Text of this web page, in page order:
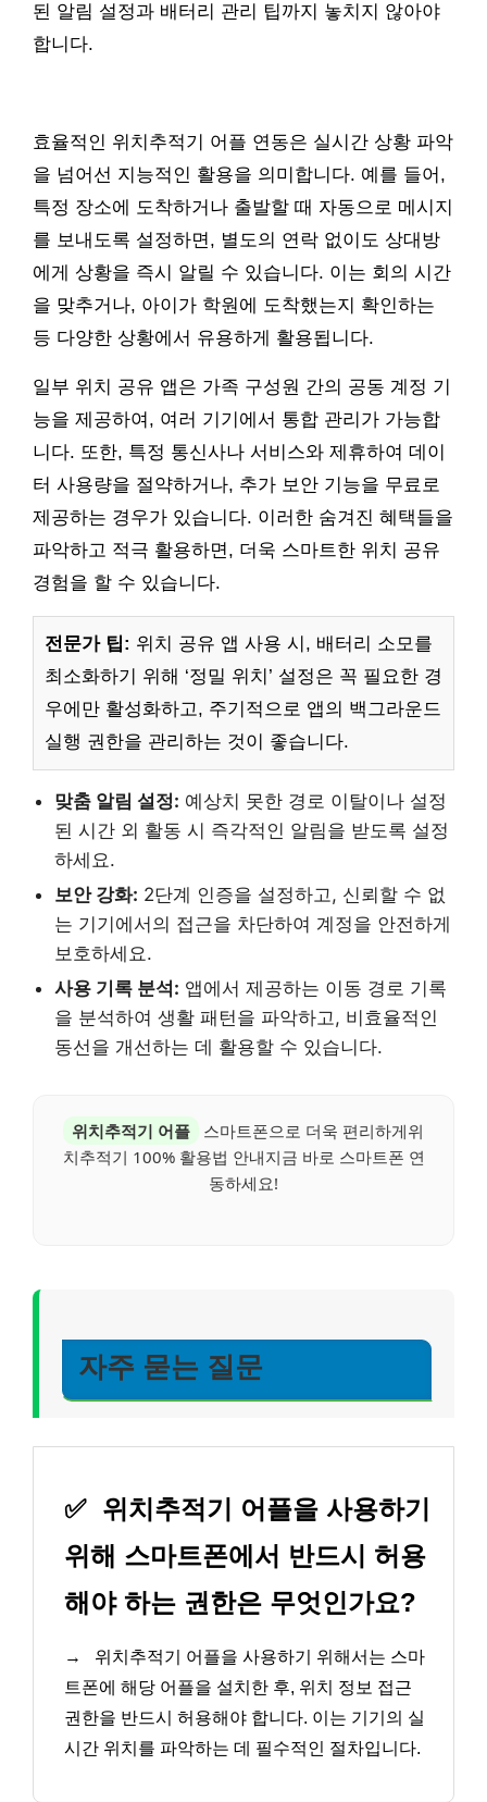
된 알림 설정과 배터리 관리 팁까지 놓치지 않아야
합니다.
효율적인 위치추적기 어플 연동은 실시간 상황 파악
을 넘어선 지능적인 활용을 의미합니다. 예를 들어,
특정 장소에 도착하거나 출발할 때 자동으로 메시지
를 보내도록 설정하면, 별도의 연락 없이도 상대방
에게 상황을 즉시 알릴 수 있습니다. 이는 회의 시간
을 맞추거나, 아이가 학원에 도착했는지 확인하는
등 다양한 상황에서 유용하게 활용됩니다.
일부 위치 공유 앱은 가족 구성원 간의 공동 계정 기
능을 제공하여, 여러 기기에서 통합 관리가 가능합
니다. 또한, 특정 통신사나 서비스와 제휴하여 데이
터 사용량을 절약하거나, 추가 보안 기능을 무료로
제공하는 경우가 있습니다. 이러한 숨겨진 혜택들을
파악하고 적극 활용하면, 더욱 스마트한 위치 공유
경험을 할 수 있습니다.
전문가 팁: 위치 공유 앱 사용 시, 배터리 소모를
최소화하기 위해 ‘정밀 위치’ 설정은 꼭 필요한 경
우에만 활성화하고, 주기적으로 앱의 백그라운드
실행 권한을 관리하는 것이 좋습니다.
맞춤 알림 설정: 예상치 못한 경로 이탈이나 설정
된 시간 외 활동 시 즉각적인 알림을 받도록 설정
하세요.
보안 강화: 2단계 인증을 설정하고, 신뢰할 수 없
는 기기에서의 접근을 차단하여 계정을 안전하게
보호하세요.
사용 기록 분석: 앱에서 제공하는 이동 경로 기록
을 분석하여 생활 패턴을 파악하고, 비효율적인
동선을 개선하는 데 활용할 수 있습니다.
위치추적기 어플
스마트폰으로 더욱 편리하게위
치추적기 100% 활용법 안내지금 바로 스마트폰 연
동하세요!
자주 묻는 질문
✅ 위치추적기 어플을 사용하기
위해 스마트폰에서 반드시 허용
해야 하는 권한은 무엇인가요?
→
위치추적기 어플을 사용하기 위해서는 스마
트폰에 해당 어플을 설치한 후, 위치 정보 접근
권한을 반드시 허용해야 합니다. 이는 기기의 실
시간 위치를 파악하는 데 필수적인 절차입니다.